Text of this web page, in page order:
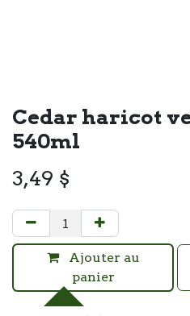
Cedar haricot
540ml
3,49 $
Ajouter au
panier